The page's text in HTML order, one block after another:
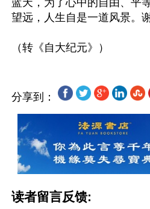
蓝天，为了心中的自由、平
望远，人生自是一道风景。
分享到：
读者留言反馈: